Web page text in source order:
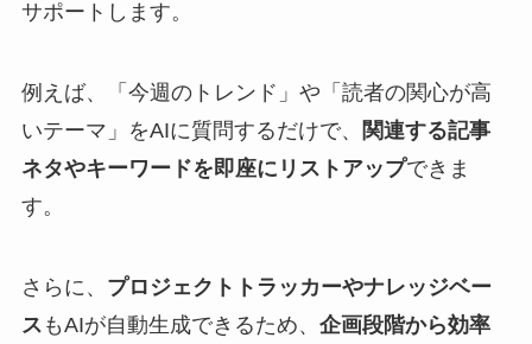
サポートします。
例えば、「今週のトレンド」や「読者の関心が高
いテーマ」をAIに質問するだけで、
関連する記事
ネタやキーワードを即座にリストアップできま
す。
さらに、 プロジェクトトラッカーやナレッジベー
ス もAIが自動生成できるため、 企画段階から効率